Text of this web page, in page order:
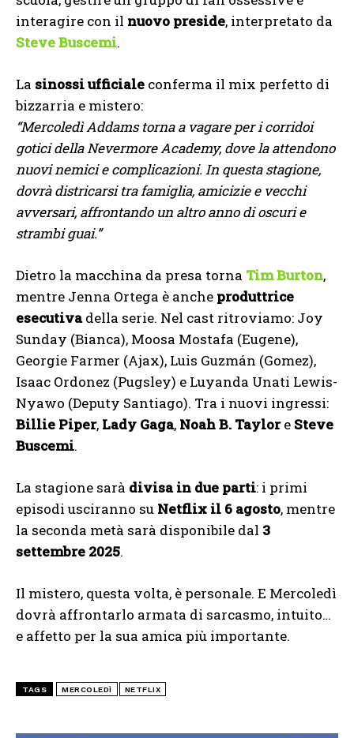
interagire con il nuovo preside, interpretato da
Steve Buscemi.
La sinossi ufficiale conferma il mix perfetto di
bizzarria e mistero:
“Mercoledì Addams torna a vagare per i corridoi
gotici della Nevermore Academy, dove la attendono
nuovi nemici e complicazioni. In questa stagione,
dovrà districarsi tra famiglia, amicizie e vecchi
avversari, affrontando un altro anno di oscuri e
strambi guai.”
Dietro la macchina da presa torna Tim Burton,
mentre Jenna Ortega è anche produttrice
esecutivadella serie. Nel cast ritroviamo: Joy
Sunday (Bianca), Moosa Mostafa (Eugene),
Georgie Farmer (Ajax), Luis Guzmán (Gomez),
Isaac Ordonez (Pugsley) e Luyanda Unati Lewis-
Nyawo (Deputy Santiago). Tra i nuovi ingressi:
Billie Piper, Lady Gaga, Noah B. Taylore Steve
Buscemi.
La stagione sarà divisa in due parti: i primi
episodi usciranno su Netflix il 6 agosto, mentre
la seconda metà sarà disponibile dal 3
settembre 2025.
Il mistero, questa volta, è personale. E Mercoledì
dovrà affrontarlo armata di sarcasmo, intuito…
e affetto per la sua amica più importante.
TAGS MERCOLEDÌ NETFLIX